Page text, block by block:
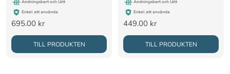
Andningsbart och lätt
Enkel att använda
Rea-
pris
695.00 kr
TILL PRODUKTEN
Andningsbart och lätt
Enkel att använda
Rea-
pris
449.00 kr
TILL PRODUKTEN